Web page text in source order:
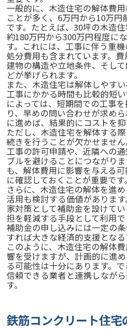
一般的に、木造住宅の解体費
ことが多く、6万円から10万
です。たとえば、30坪の木造
約180万円から300万円程度に
す。これには、工事に伴う重
処分費用も含まれています。費
建物の構造や立地条件、そし
どが挙げられます。
また、木造住宅は解体しやす
工事にかかる時間も比較的短
によっては、短期間での工事
り、早めの問い合わせが求め
に進めば、結果的にコストを抑
ただし、木造住宅を解体する
続きを行うことが欠かせませ
工事の許可申請や、近隣への
ブルを避けることにつながり
も、解体費用に影響を与える
に確認しておくことが重要です。
さらに、木造住宅の解体を進
活用も検討する価値がありま
家対策として補助金を設けて
担を軽減する手段として利用で
補助金の申し込みには一定の
すれば大きな経済的支援となる
このように、木造住宅の解体
響を受けますが、計画的に進
る可能性は十分にあります。で
信頼できる業者と連携しなが
す。
鉄筋コンクリート住宅